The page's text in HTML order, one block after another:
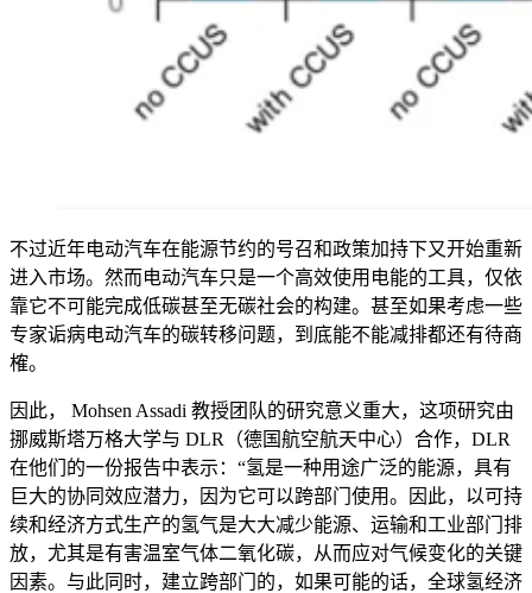
不过近年电动汽车在能源节约的号召和政策加持下又开始重新
进入市场。然而电动汽车只是一个高效使用电能的工具，仅依
靠它不可能完成低碳甚至无碳社会的构建。甚至如果考虑一些
专家诟病电动汽车的碳转移问题，到底能不能减排都还有待商
榷。
因此， Mohsen Assadi 教授团队的研究意义重大，这项研究由
挪威斯塔万格大学与 DLR（德国航空航天中心）合作，DLR
在他们的一份报告中表示：“氢是一种用途广泛的能源，具有
巨大的协同效应潜力，因为它可以跨部门使用。因此，以可持
续和经济方式生产的氢气是大大减少能源、运输和工业部门排
放，尤其是有害温室气体二氧化碳，从而应对气候变化的关键
因素。与此同时，建立跨部门的，如果可能的话，全球氢经济